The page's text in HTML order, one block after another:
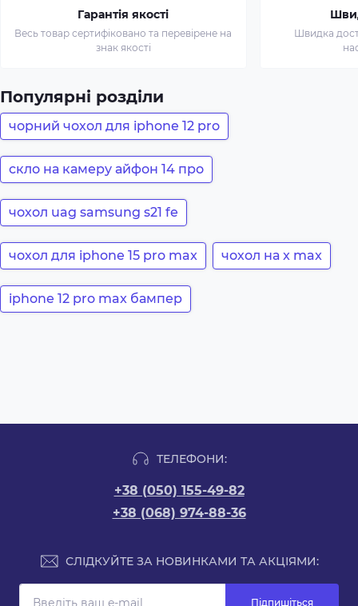
Гарантія якості
Весь товар сертифіковано та перевірене на
знак якості
Швидка
Популярні розділи
чорний чохол для iphone 12 pro
скло на камеру айфон 14 про
чохол uag samsung s21 fe
чохол для iphone 15 pro max чохол на x max
iphone 12 pro max бампер
ТЕЛЕФОНИ:
+38 (050) 155-49-82
+38 (068) 974-88-36
СЛІДКУЙТЕ ЗА НОВИНКАМИ ТА АКЦІЯМИ:
Підпишіться